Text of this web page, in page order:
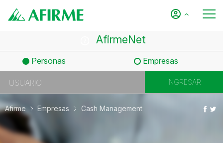
AfirmeNet
Personas Empresas
Afirme Empresas Cash Management